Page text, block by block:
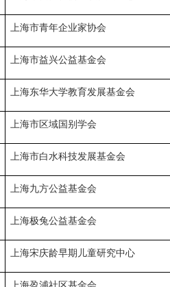
上海市青年企业家协会
上海市益兴公益基金会
上海东华大学教育发展基金会
上海市区域国别学会
上海市白水科技发展基金会
上海九方公益基金会
上海极兔公益基金会
上海宋庆龄早期儿童研究中心